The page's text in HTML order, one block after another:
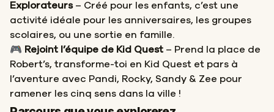
Explorateurs – Créé pour les enfants, c’est une
activité idéale pour les anniversaires, les groupes
scolaires, ou une sortie en famille.
🎮 Rejoint l’équipe de Kid Quest – Prend la place de
Robert’s, transforme-toi en Kid Quest et pars à
l’aventure avec Pandi, Rocky, Sandy & Zee pour
ramener les cinq sens dans la ville !
Départ
Arrivée